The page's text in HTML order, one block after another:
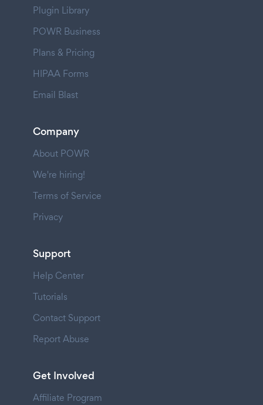
Plugin Library
POWR Business
Plans & Pricing
HIPAA Forms
Email Blast
Company
About POWR
We're hiring!
Terms of Service
Privacy
Support
Help Center
Tutorials
Contact Support
Report Abuse
Get Involved
Affiliate Program